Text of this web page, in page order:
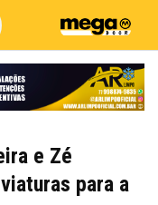
e Zé
para a